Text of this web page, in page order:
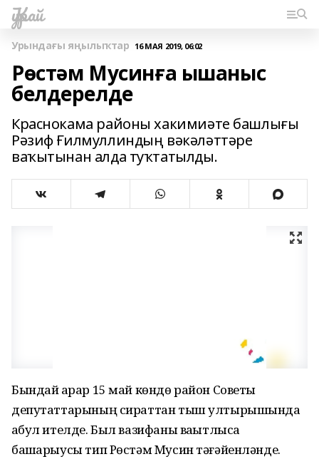
Ҡурай
Урындағы яңылыҡтар 16 МАЯ 2019, 06:02
Рөстәм Мусинға ышаныс
белдерелде
Краснокама районы хакимиәте башлығы
Рәзиф Ғилмуллиндың вәкәләттәре
ваҡытынан алда туҡтатылды.
Бындай ҡарар 15 май көндө район Советы
депутаттарының сираттан тыш ултырышында
ҡабул ителде. Был вазифаны ваҡытлыса
башҡарыусы тип Рөстәм Мусин тәғәйенләнде.